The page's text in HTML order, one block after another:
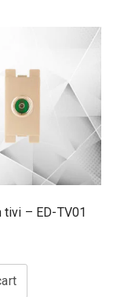
tivi – ED-TV01